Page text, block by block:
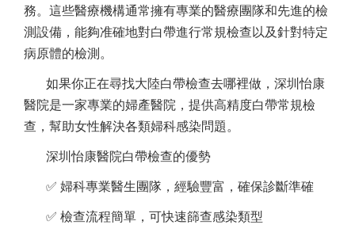
務。這些醫療機構通常擁有專業的醫療團隊和先進的檢
測設備，能夠准確地對白帶進行常規檢查以及針對特定
病原體的檢測。
如果你正在尋找大陸白帶檢查去哪裡做，深圳怡康
醫院是一家專業的婦產醫院，提供高精度白帶常規檢
查，幫助女性解決各類婦科感染問題。
深圳怡康醫院白帶檢查的優勢
✅ 婦科專業醫生團隊，經驗豐富，確保診斷準確
✅ 檢查流程簡單，可快速篩查感染類型